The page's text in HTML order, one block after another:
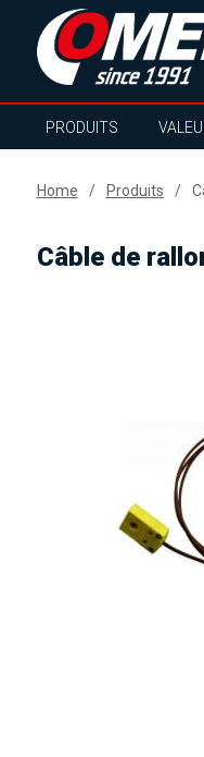
PRODUITS
Home Produits
Câble de